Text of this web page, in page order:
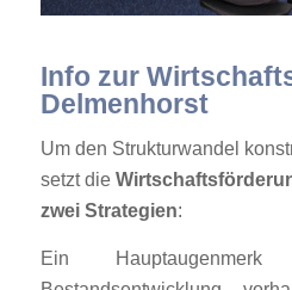
Info zur
Delmenhorst
Um den Strukturwandel
setzt die
zwei Strategien:
Ein